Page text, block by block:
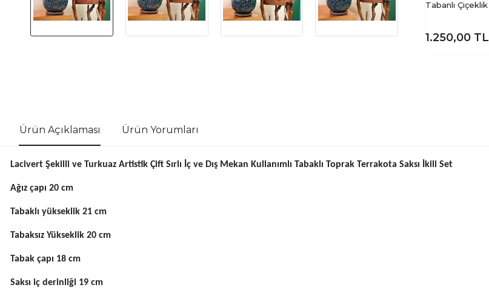
Tabanlı Çiçeklik
1.250,00 TL
Ürün Açıklaması Ürün Yorumları
Lacivert Şekilli ve Turkuaz Artistik Çift Sırlı İç ve Dış Mekan Kullanımlı Tabaklı Toprak Terrakota Saksı İkili Set
Ağız çapı 20 cm
Tabaklı yükseklik 21 cm
Tabaksız Yükseklik 20 cm
Tabak çapı 18 cm
Saksı iç derinliği 19 cm